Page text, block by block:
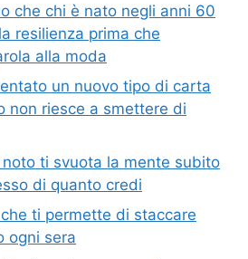
che chi è nato negli anni 60
resilienza prima che
alla moda
un nuovo tipo di carta
non riesce a smettere di
ti svuota la mente subito
di quanto credi
ti permette di staccare
ogni sera